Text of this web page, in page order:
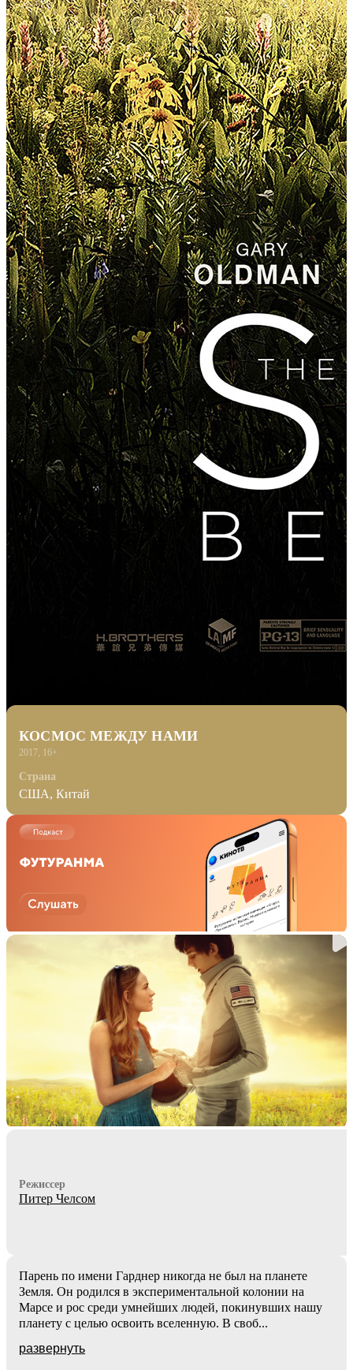
КОСМОС МЕЖДУ НАМИ
2017, 16+
Страна
США, Китай
Режиссер
Питер Челсом
Парень по имени Гарднер никогда не был на планете
Земля. Он родился в экспериментальной колонии на
Марсе и рос среди умнейших людей, покинувших нашу
планету с целью освоить вселенную. В своб...
развернуть